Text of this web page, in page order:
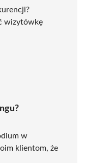
wizytówkę
w
klientom, że